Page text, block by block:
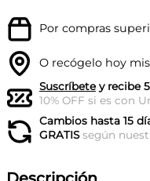
Por compras
O recógelo hoy
Suscríbetey recibe
10% OFF si es con
Cambios hasta 15
GRATISsegún